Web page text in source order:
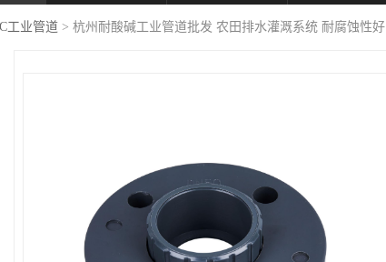
工业管道 > 杭州耐酸碱工业管道批发 农田排水灌溉系统 耐腐蚀性好